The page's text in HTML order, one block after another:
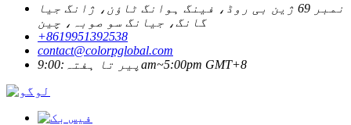
نمبر 69 ژین بی روڈ، فینگ ہوانگ ٹاؤن، ژانگ جیا
گانگ، جیانگ سو صوبہ، چین
+8619951392538
contact@colorpglobal.com
پیر تا ہفتہ:9:00am~5:00pm GMT+8